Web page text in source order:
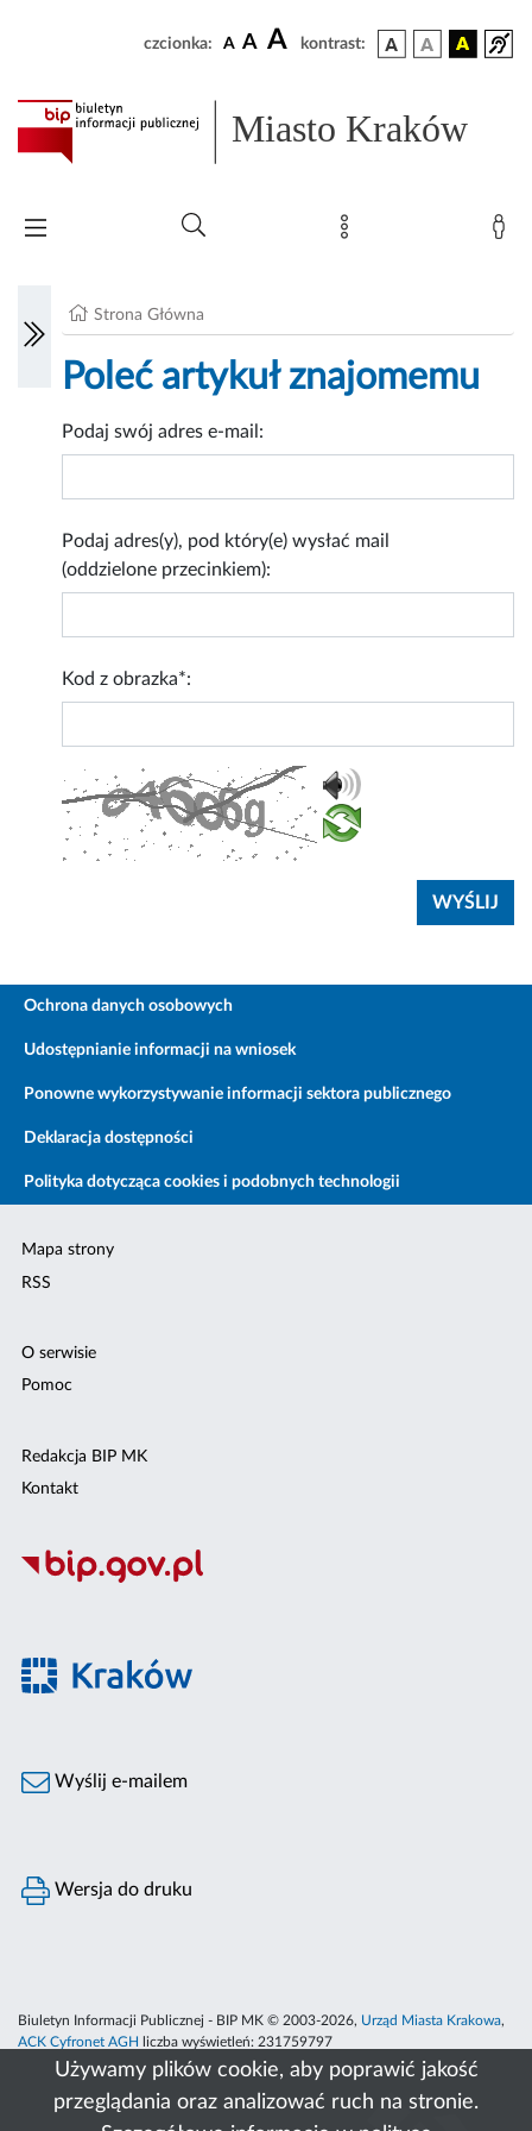
Używamy plików cookie, aby poprawić jakość
przeglądania oraz analizować ruch na stronie.
czcionka: A A A kontrast:
Miasto Kraków
Strona Główna
Poleć artykuł znajomemu
Podaj swój adres e-mail:
Podaj adres(y), pod który(e) wysłać mail
(oddzielone przecinkiem):
Kod z obrazka*:
Ochrona danych osobowych
Udostępnianie informacji na wniosek
Ponowne wykorzystywanie informacji sektora publicznego
Deklaracja dostępności
Polityka dotycząca cookies i podobnych technologii
Mapa strony
RSS
O serwisie
Pomoc
Redakcja BIP MK
Kontakt
Wyślij e-mailem
Wersja do druku
Biuletyn Informacji Publicznej - BIP MK © 2003-2026, Urząd Miasta Krakowa,
ACK Cyfronet AGH
liczba wyświetleń: 231759797